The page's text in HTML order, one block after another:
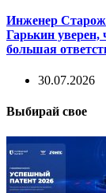
Инженер
Гарькин уверен,
большая
30.07.2026
Выбирай свое